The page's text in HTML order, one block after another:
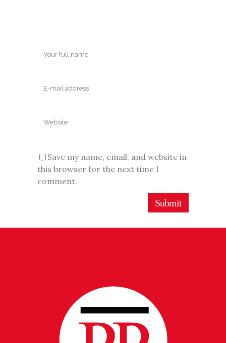
Save my name, email, and website in
this browser for the next time I
comment.